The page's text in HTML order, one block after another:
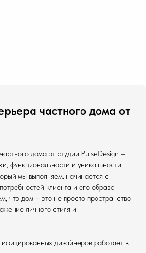
частного дома от
дома от студии PulseDesign –
функциональности и уникальности.
мы выполняем, начинается с
клиента и его образа
что дом – это не просто пространство
личного стиля и
дизайнеров работает в